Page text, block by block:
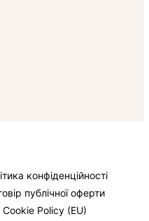
конфіденційності
публічної оферти
Cookie Policy (EU)